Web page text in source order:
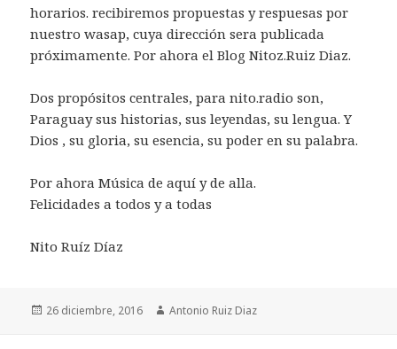
horarios. recibiremos propuestas y respuesas por
nuestro wasap, cuya dirección sera publicada
próximamente. Por ahora el Blog Nitoz.Ruiz Diaz.
Dos propósitos centrales, para nito.radio son,
Paraguay sus historias, sus leyendas, su lengua. Y
Dios , su gloria, su esencia, su poder en su palabra.
Por ahora Música de aquí y de alla.
Felicidades a todos y a todas
Nito Ruíz Díaz
Publicado
26 diciembre, 2016 Autor
Antonio Ruiz Diaz